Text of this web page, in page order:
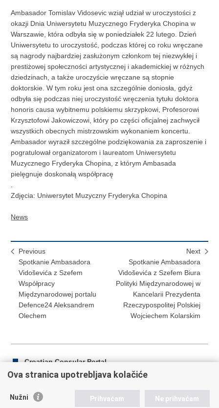
Ambasador Tomislav Vidosevic wziął udział w uroczystości z
okazji Dnia Uniwersytetu Muzycznego Fryderyka Chopina w
Warszawie, która odbyła się w poniedziałek 22 lutego. Dzień
Uniwersytetu to uroczystość, podczas której co roku wręczane
są nagrody najbardziej zasłużonym członkom tej niezwykłej i
prestiżowej społeczności artystycznej i akademickiej w różnych
dziedzinach, a także uroczyście wręczane są stopnie
doktorskie. W tym roku jest ona szczególnie doniosła, gdyż
odbyła się podczas niej uroczystość wręczenia tytułu doktora
honoris causa wybitnemu polskiemu skrzypkowi, Profesorowi
Krzysztofowi Jakowiczowi, który po części oficjalnej zachwycił
wszystkich obecnych mistrzowskim wykonaniem koncertu.
Ambasador wyraził szczególne podziękowania za zaproszenie i
pogratulował organizatorom i laureatom Uniwersytetu
Muzycznego Fryderyka Chopina, z którym Ambasada
pielęgnuje doskonałą współpracę
.
Zdjęcia: Uniwersytet Muzyczny Fryderyka Chopina
News
Previous
Spotkanie Ambasadora
Vidoševića z Szefem
Współpracy
Międzynarodowej portalu
Defence24 Aleksandrem
Olechem
Next
Spotkanie Ambasadora
Vidoševića z Szefem Biura
Polityki Międzynarodowej w
Kancelarii Prezydenta
Rzeczypospolitej Polskiej
Wojciechem Kolarskim
Croatian Consular Portal
Ova stranica upotrebljava kolačiće
Nužni Prihvaćam Ne prihvaćam